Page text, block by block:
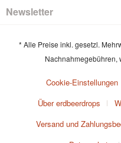
Newsletter
* Alle Preise inkl. gesetzl.
Nachnahmegebühren,
Cookie-Einstellungen
Über erdbeerdrops
Versand und